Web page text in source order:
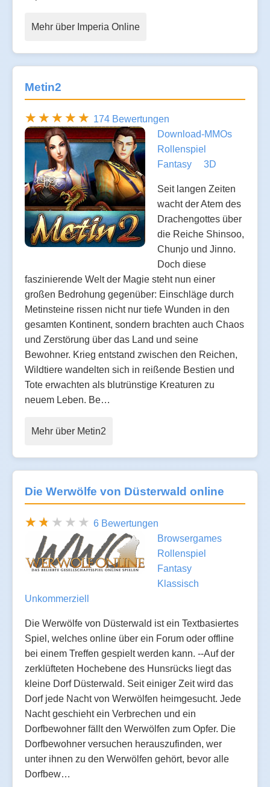
Mehr über Imperia Online
Metin2
174 Bewertungen
Download-MMOs
Rollenspiel
Fantasy
3D
Seit langen Zeiten
wacht der Atem des
Drachengottes über
die Reiche Shinsoo,
Chunjo und Jinno.
Doch diese
faszinierende Welt der Magie steht nun einer
großen Bedrohung gegenüber: Einschläge durch
Metinsteine rissen nicht nur tiefe Wunden in den
gesamten Kontinent, sondern brachten auch Chaos
und Zerstörung über das Land und seine
Bewohner. Krieg entstand zwischen den Reichen,
Wildtiere wandelten sich in reißende Bestien und
Tote erwachten als blutrünstige Kreaturen zu
neuem Leben. Be…
Mehr über Metin2
Die Werwölfe von Düsterwald online
6 Bewertungen
Browsergames
Rollenspiel
Fantasy
Klassisch
Unkommerziell
Die Werwölfe von Düsterwald ist ein Textbasiertes
Spiel, welches online über ein Forum oder offline
bei einem Treffen gespielt werden kann. --Auf der
zerklüfteten Hochebene des Hunsrücks liegt das
kleine Dorf Düsterwald. Seit einiger Zeit wird das
Dorf jede Nacht von Werwölfen heimgesucht. Jede
Nacht geschieht ein Verbrechen und ein
Dorfbewohner fällt den Werwölfen zum Opfer. Die
Dorfbewohner versuchen herauszufinden, wer
unter ihnen zu den Werwölfen gehört, bevor alle
Dorfbew…